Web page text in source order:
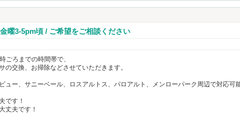
曜3-5pm頃 / ご希望をご相談ください
ごろまでの時間帯で、
の交換、お掃除などさせていただきます。
ュー、サニーベール、ロスアルトス、パロアルト、メンローパーク周辺で対応可能
です！
丈夫です！